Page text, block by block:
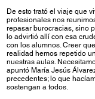
De esto trató el viaje que
profesionales nos
repasar burocracias, sino
lo advirtió allí con esa
con los alumnos. Creer
realidad hemos repetido
nuestras aulas.
apuntó María Jesús
precedentes; lo que
sostengan a todos.